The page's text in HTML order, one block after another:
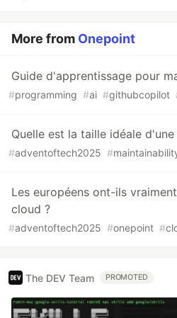
More from Onepoint
Guide d'apprentissage pour
#programming #ai #githubcopilot
Quelle est la taille idéale d'une
#adventoftech2025 #
Les européens ont-ils
cloud ?
#adventoftech2025 #onepoint #
The DEV Team PROMOTED